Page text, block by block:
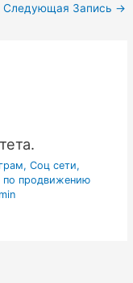
Следующая Запись →
Соц сети,
по продвижению